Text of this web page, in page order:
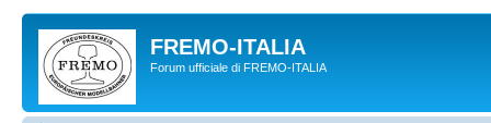
FREMO-ITALIA
Forum ufficiale di FREMO-ITALIA